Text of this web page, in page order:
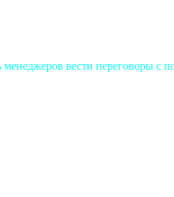
вести переговоры с